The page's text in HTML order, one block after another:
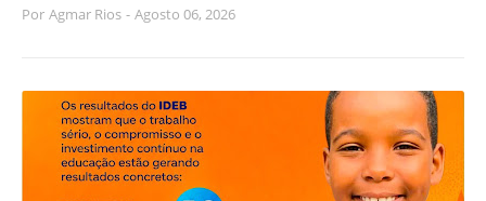
Por Agmar Rios - Agosto 06, 2026